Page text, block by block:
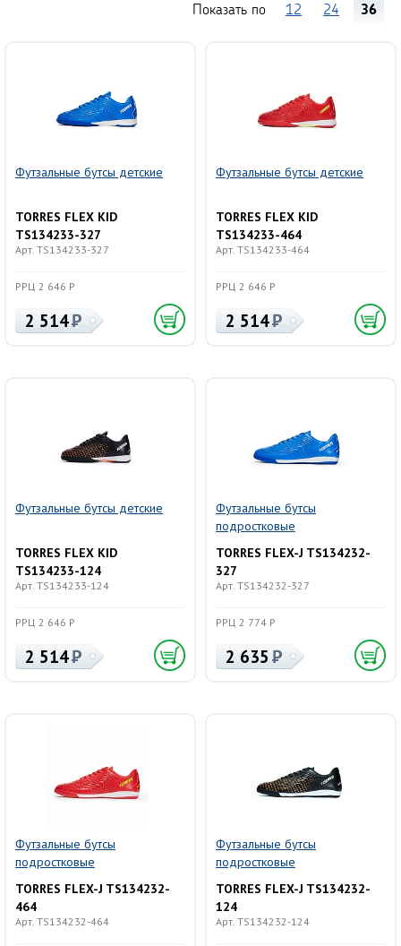
Показать по
12 24 36
Футзальные бутсы детские
TORRES FLEX KID
TS134233-327
Арт. TS134233-327
РРЦ 2 646 Р
2 514
Футзальные бутсы детские
TORRES FLEX KID
TS134233-464
Арт. TS134233-464
РРЦ 2 646 Р
2 514
Футзальные бутсы детские
TORRES FLEX KID
TS134233-124
Арт. TS134233-124
РРЦ 2 646 Р
2 514
Футзальные бутсы
подростковые
TORRES FLEX-J TS134232-
327
Арт. TS134232-327
РРЦ 2 774 Р
2 635
Футзальные бутсы
подростковые
TORRES FLEX-J TS134232-
464
Арт. TS134232-464
Футзальные бутсы
подростковые
TORRES FLEX-J TS134232-
124
Арт. TS134232-124